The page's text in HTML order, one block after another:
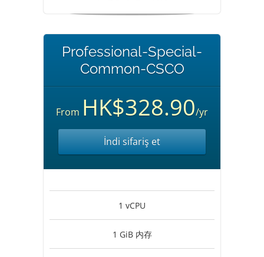
Professional-Special-
Common-CSCO
From HK$328.90/yr
İndi sifariş et
1 vCPU
1 GiB 内存